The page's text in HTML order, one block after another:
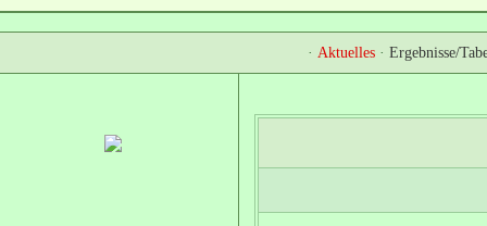
· Aktuelles · Ergebnisse/